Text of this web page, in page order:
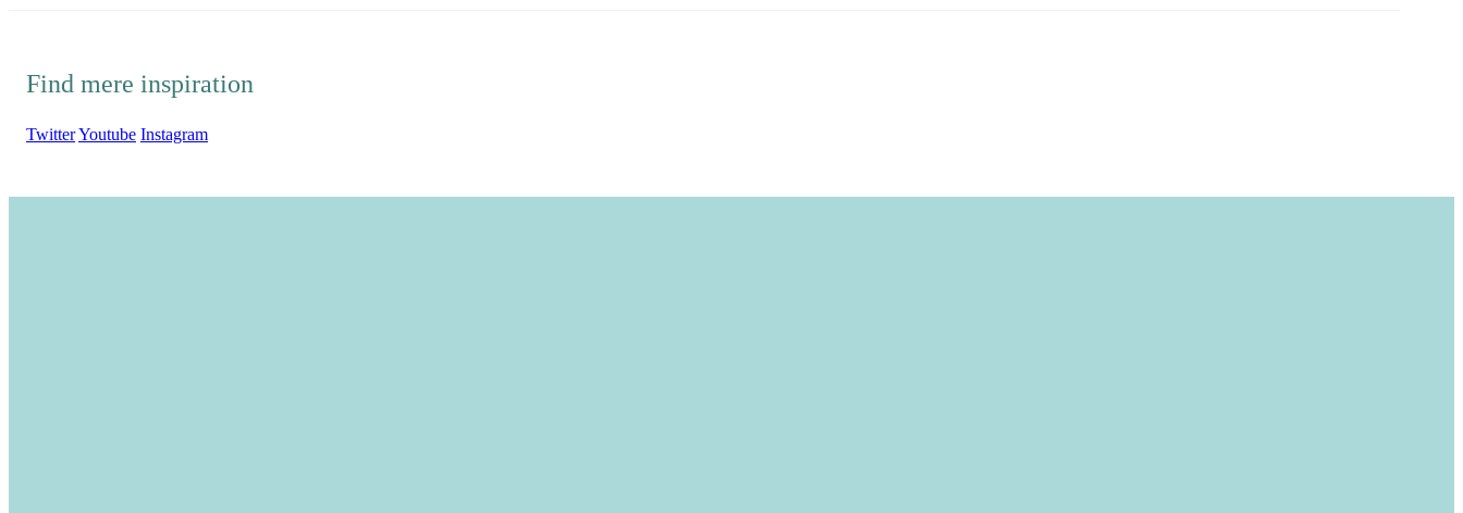
Find mere inspiration
TwitterYoutube Instagram